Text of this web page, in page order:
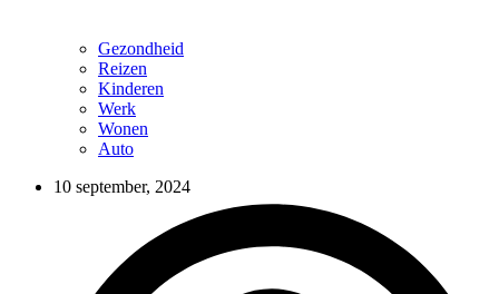
Gezondheid
Reizen
Kinderen
Werk
Wonen
Auto
10 september, 2024